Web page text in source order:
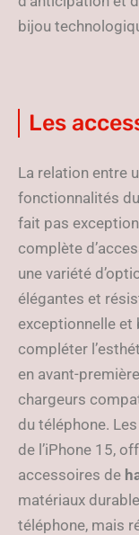
bijou
Les
La relation entre
fonctionnalités
fait pas
complète
une variété
élégantes et
exceptionnelle et
compléter
en avant-
chargeurs
du téléphone.
de l’iPhone 15,
accessoires de
matériaux
téléphone, mais